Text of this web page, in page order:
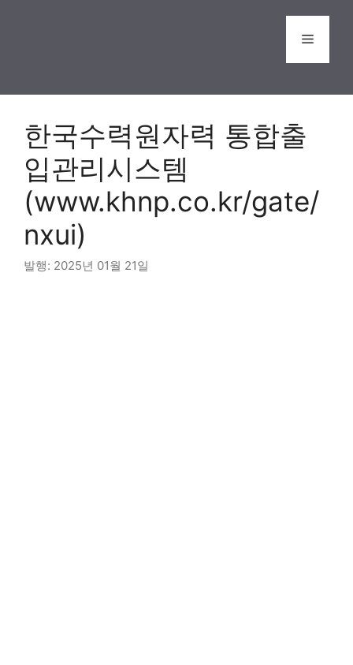
Menu
한국수력원자력 통합출
입관리시스템
(www.khnp.co.kr/gate/
nxui)
2025년 01월 21일